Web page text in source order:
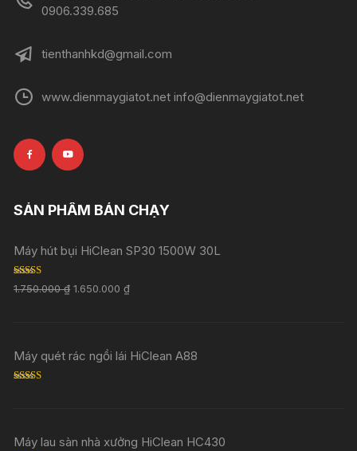
0906.339.685
tienthanhkd@gmail.com
www.dienmaygiatot.net info@dienmaygiatot.net
SẢN PHẨM BÁN CHẠY
Máy hút bụi HiClean SP30 1500W 30L
Rated 5.00
out of 5
1.750.000₫ 1.650.000₫
Máy quét rác ngồi lái HiClean A88
Máy lau sàn nhà xưởng HiClean HC430